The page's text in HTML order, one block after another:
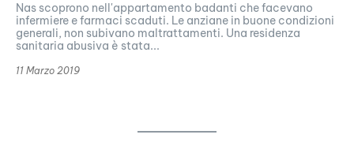
Nas scoprono nell'appartamento badanti che facevano
infermiere e farmaci scaduti. Le anziane in buone condizioni
generali, non subivano maltrattamenti. Una residenza
sanitaria abusiva è stata...
11 Marzo 2019